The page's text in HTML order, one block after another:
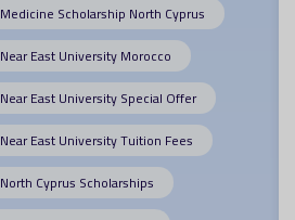
Medicine Scholarship North Cyprus
Near East University Morocco
Near East University Special Offer
Near East University Tuition Fees
North Cyprus Scholarships